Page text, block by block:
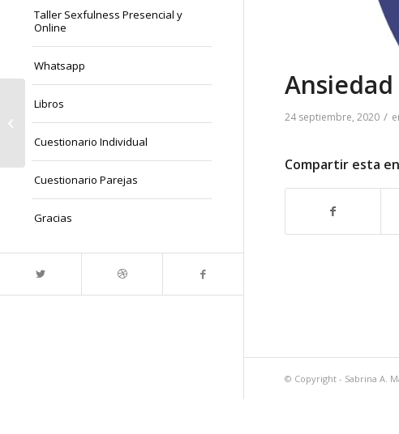
Taller Sexfulness Presencial y
Online
Whatsapp
Libros
Cuestionario Individual
Cuestionario Parejas
Gracias
Ansiedad
24 septiembre, 2020 /
Compartir esta
© Copyright - Sabrina A.
Crisis Amorosa